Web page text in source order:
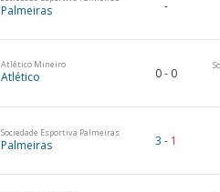
Palmeiras -
Atlético Mineiro
Atlético 0- 0
Sociedade Esportiva Palmeiras
Palmeiras 3 - 1